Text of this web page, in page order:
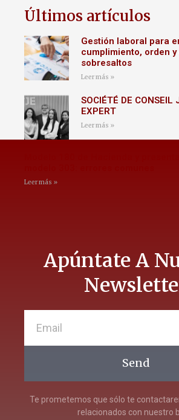
Últimos artículos
Gestión laboral para
cumplimiento, orden
sobresaltos
Leer más »
SOCIÉTÉ DE CONSEIL
EXPERT
Leer más »
Leer más »
Apúntate A
Send
Te prometemos que sólo te
relacionados con nuestro